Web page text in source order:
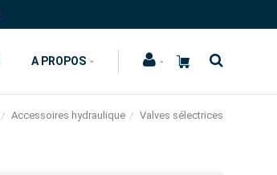
A PROPOS
Accessoires hydraulique Valves sélectrices